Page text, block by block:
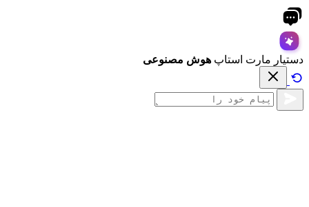
دستیار مارت استاپ هوش مصنوعی